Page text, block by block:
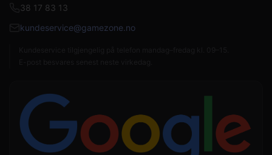
38 17 83 13
kundeservice@gamezone.no